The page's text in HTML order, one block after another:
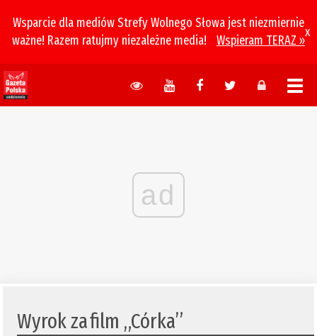
Wsparcie dla mediów Strefy Wolnego Słowa jest niezmiernie
ważne! Razem ratujmy niezależne media!
Wspieram TERAZ »
x
ad
Wyrok za film „Córka”